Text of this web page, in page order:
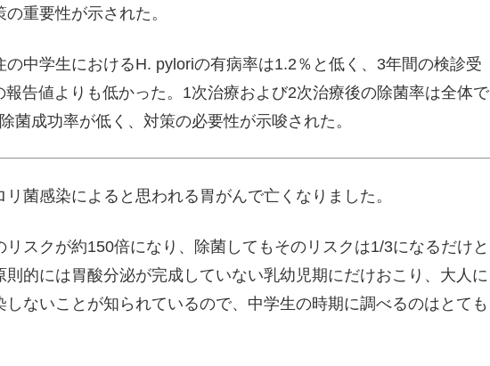
重要性が示された。
中学生におけるH. pyloriの有病率は1.2％と低く、3年間の検診受
告値よりも低かった。1次治療および2次治療後の除菌率は全体で
菌成功率が低く、対策の必要性が示唆された。
菌感染によると思われる胃がんで亡くなりました。
スクが約150倍になり、除菌してもそのリスクは1/3になるだけと
的には胃酸分泌が完成していない乳幼児期にだけおこり、大人に
ないことが知られているので、中学生の時期に調べるのはとても